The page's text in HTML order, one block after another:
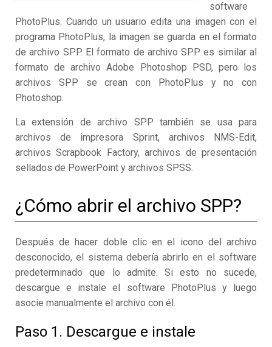
software
PhotoPlus. Cuando un usuario edita una imagen con el
programa PhotoPlus, la imagen se guarda en el formato
de archivo SPP. El formato de archivo SPP es similar al
formato de archivo Adobe Photoshop PSD, pero los
archivos SPP se crean con PhotoPlus y no con
Photoshop.
La extensión de archivo SPP también se usa para
archivos de impresora Sprint, archivos NMS-Edit,
archivos Scrapbook Factory, archivos de presentación
sellados de PowerPoint y archivos SPSS.
¿Cómo abrir el archivo SPP?
Después de hacer doble clic en el icono del archivo
desconocido, el sistema debería abrirlo en el software
predeterminado que lo admite. Si esto no sucede,
descargue e instale el software PhotoPlus y luego
asocie manualmente el archivo con él.
Paso 1. Descargue e instale